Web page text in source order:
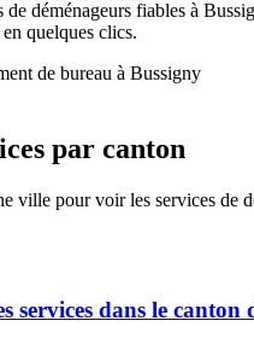
de déménageurs fiables à
quelques clics.
par canton
ville pour voir les services de
services dans le canton